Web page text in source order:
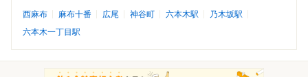
西麻布 麻布十番 広尾 神谷町 六本木駅
乃木坂駅
六本木一丁目駅